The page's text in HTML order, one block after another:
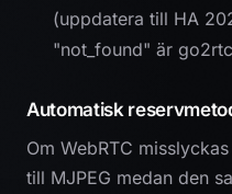
(uppdatera till HA
"not_found" är
Automatisk
Om WebRTC
till MJPEG medan den